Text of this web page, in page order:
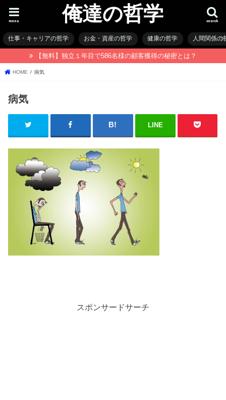
俺達の哲学 search
menu
仕事・キャリアの哲学 お金・資産の哲学 健康の哲学 人間関係の
【無料】独立１年目で586名様の顧客獲得の秘密とは？
HOME 病気
病気
LINE
スポンサードサーチ